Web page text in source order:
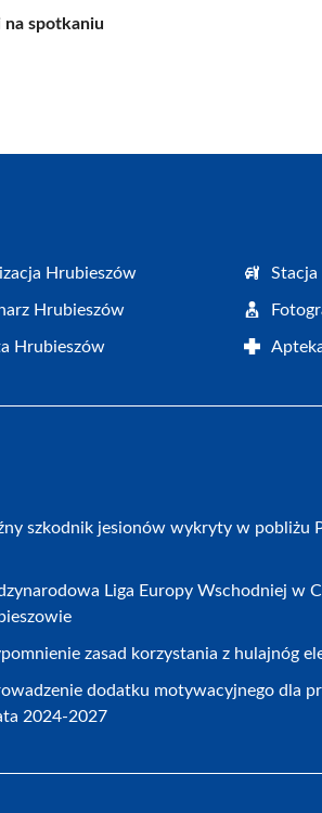
na spotkaniu
Hrubieszów
Hrubieszów
Hrubieszów
szkodnik jesionów wykryty w pobliżu
Liga Europy Wschodniej w
zasad korzystania z hulajnóg
dodatku motywacyjnego dla
2024-2027